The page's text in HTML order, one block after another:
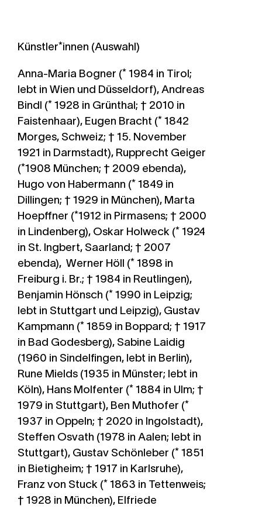
Künstler*innen (Auswahl)
Anna-Maria Bogner (* 1984 in Tirol;
lebt in Wien und Düsseldorf),Andreas
Bindl (* 1928 in Grünthal; † 2010 in
Faistenhaar), Eugen Bracht (* 1842
Morges, Schweiz; † 15. November
1921 in Darmstadt), Rupprecht Geiger
(*1908 München; † 2009 ebenda),
Hugo von Habermann (* 1849 in
Dillingen; † 1929 in München), Marta
Hoepffner (*1912 in Pirmasens; † 2000
in Lindenberg), Oskar Holweck (* 1924
in St. Ingbert, Saarland; † 2007
ebenda), Werner Höll (* 1898 in
Freiburg i. Br.; † 1984 in Reutlingen),
Benjamin Hönsch (* 1990 in Leipzig;
lebt in Stuttgart und Leipzig), Gustav
Kampmann (* 1859 in Boppard; † 1917
in Bad Godesberg), Sabine Laidig
(1960 in Sindelfingen, lebt in Berlin),
Rune Mields (1935 in Münster; lebt in
Köln), Hans Molfenter (* 1884 in Ulm; †
1979 in Stuttgart), Ben Muthofer (*
1937 in Oppeln; † 2020 in Ingolstadt),
Steffen Osvath (1978 in Aalen; lebt in
Stuttgart), Gustav Schönleber (* 1851
in Bietigheim; † 1917 in Karlsruhe),
Franz von Stuck (* 1863 in Tettenweis;
† 1928 in München), Elfriede